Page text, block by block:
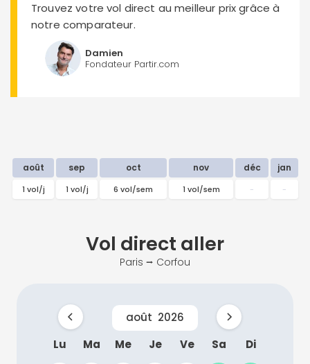
Trouvez votre vol direct au meilleur prix grâce à
notre comparateur.
Damien
Fondateur Partir.com
août sep oct nov déc jan
1 vol/j 1 vol/j 6 vol/sem 1 vol/sem - -
Vol direct aller
Paris ⭢ Corfou
août 2026
Lu
Ma Me Je Ve Sa Di